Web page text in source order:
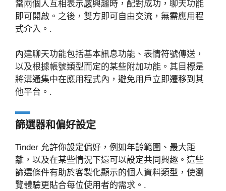
當兩個人互相表示感興趣時，配對成功，聊天功能
即可開啟。之後，雙方即可自由交流，無需應用程
式介入。.
內建聊天功能包括基本訊息功能、表情符號傳送，
以及根據帳號類型而定的某些附加功能。其目標是
將溝通集中在應用程式內，避免用戶立即遷移到其
他平台。.
篩選器和偏好設定
Tinder 允許你設定偏好，例如年齡範圍、最大距
離，以及在某些情況下還可以設定共同興趣。這些
篩選條件有助於客製化顯示的個人資料類型，使瀏
覽體驗更貼合每位使用者的需求。.